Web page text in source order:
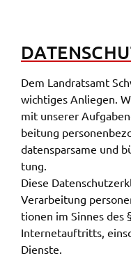
Dem Land­rats­amt
wich­ti­ges Anlie­gen.
mit unse­rer
bei­tung
daten­spar­sa­me und
tung.
Diese
Verar­bei­tung
tio­nen im Sinnes des
Inter­net­auf­tritts,
Diens­te.